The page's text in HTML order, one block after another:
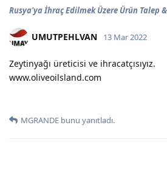
Rusya'ya İhraç Edilmek Üzere Ürün Talep &
UMUTPEHLVAN 13 Mar 2022
Zeytinyağı üreticisi ve ihracatçısıyız.
www.oliveoilsland.com
MGRANDE bunu yanıtladı.